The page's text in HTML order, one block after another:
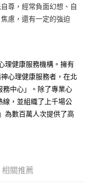
尊，經常負面幻想、自
慮，還有一定的強迫
理健康服務機構。擁有
心理健康服務者，在北
務中心」。除了專業心
線，並組織了上千場公
為數百萬人次提供了高
相關推薦